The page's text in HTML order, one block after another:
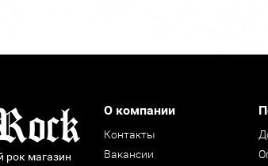
рок магазин
О компании
Контакты
Вакансии